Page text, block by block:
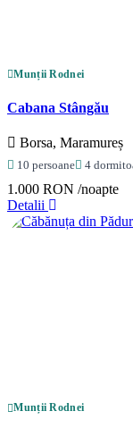
Munții Rodnei
Cabana Stângău
Borsa, Maramureș
10 persoane 4
1.000 RON /noapte
Detalii
Munții Rodnei